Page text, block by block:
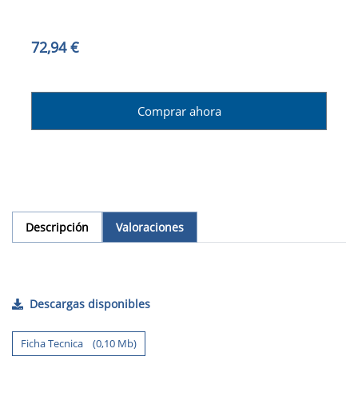
72,94 €
Comprar ahora
Descripción Valoraciones
Descargas disponibles
Ficha Tecnica (0,10 Mb)